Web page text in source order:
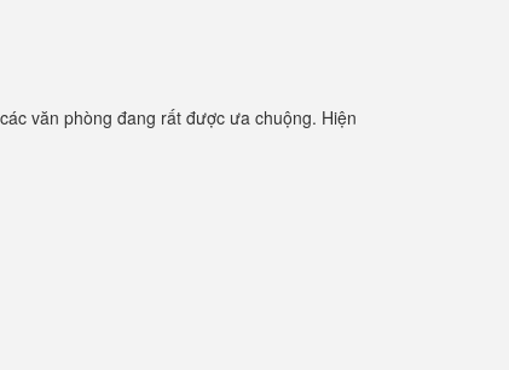
văn phòng đang rất được ưa chuộng. Hiện